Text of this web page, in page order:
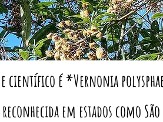
científico é *Vernonia
em estados como